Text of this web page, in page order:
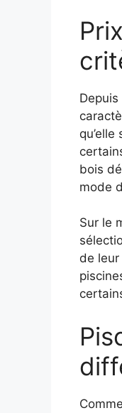
bois
mode
Sur le
de